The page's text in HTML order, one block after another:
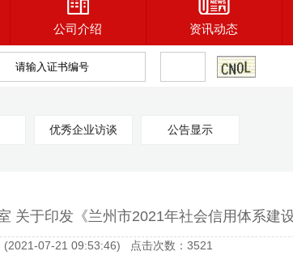
公司介绍 资讯动态
优秀企业访谈 公告显示
关于印发《兰州市2021年社会信用体系建
(2021-07-21 09:53:46) 点击次数：3521